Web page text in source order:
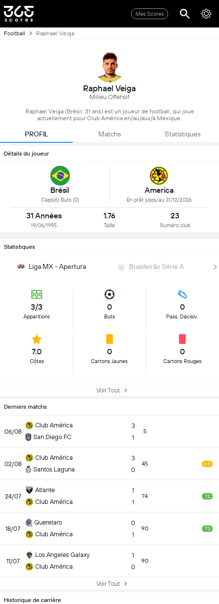
Mes Scores
Football Raphael Veiga
Raphael Veiga
Milieu Offensif
Raphael Veiga (Brésil, 31 ans) est un joueur de football, qui joue
actuellement pour Club América en/au/aux/à Mexique.
PROFIL Matchs Statistiques
Détails du joueur
Brésil
Caps(6) Buts (0)
America
En prêt jusqu’au 31/12/2026
31 Années
19/06/1995
1.76
Taille
23
Numéro club
Statistiques
Liga MX - Apertura Brasileirão Série A
3/3
Apparitions
0
Buts
0
Pass. Décisiv.
7.0
Côtes
0
Cartons Jaunes
0
Cartons Rouges
Voir Tout
Derniers matchs
06/08
Club América
San Diego FC
3
1
5
02/08
Club América
Santos Laguna
3
0
45 6.5
24/07
Atlante
Club América
1
1
74 7.2
18/07
Queretaro
Club América
0
1
90 7.2
11/07
Los Angeles Galaxy
Club América
1
0
90
Voir Tout
Historique de carrière